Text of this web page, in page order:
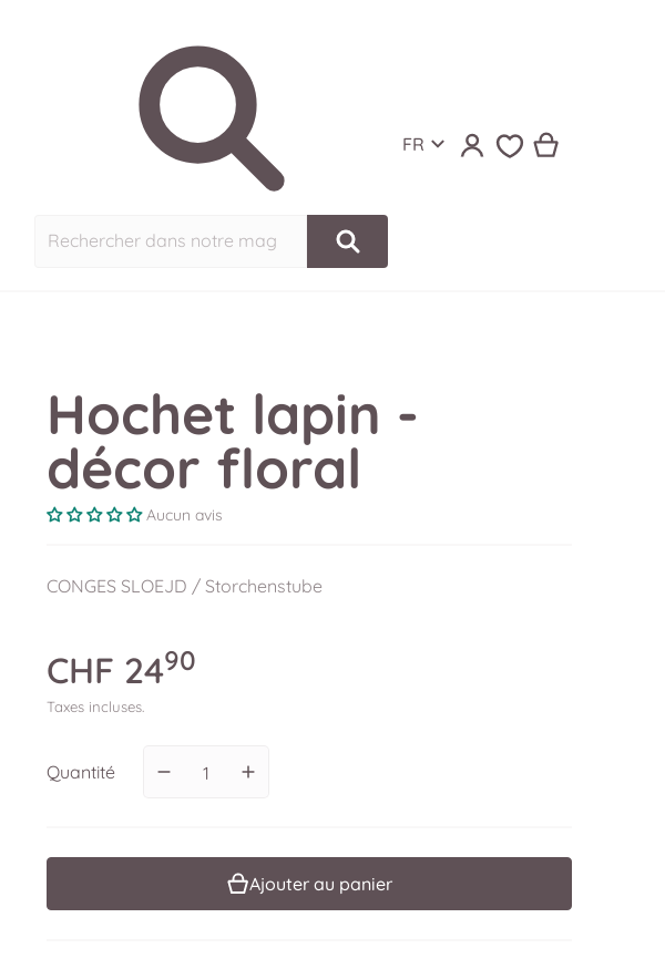
Rechercher dans notre magasin
FR
Hochet lapin -
décor floral
Aucun avis
CONGES SLOEJD / Storchenstube
CHF 24.90
Taxes incluses.
Quantité
Diminuer la quantité pour Hochet lapin - décor floral
Augmenter la quantité pour Hochet lapin - décor
Ajouter au panier